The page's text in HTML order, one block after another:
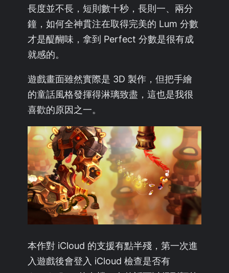
長度並不長，短則數十秒，長則一、兩分
鐘，如何全神貫注在取得完美的 Lum 分數
才是醍醐味，拿到 Perfect 分數是很有成
就感的。
遊戲畫面雖然實際是 3D 製作，但把手繪
的童話風格發揮得淋璃致盡，這也是我很
喜歡的原因之一。
本作對 iCloud 的支援有點半殘，第一次進
入遊戲後會登入 iCloud 檢查是否有